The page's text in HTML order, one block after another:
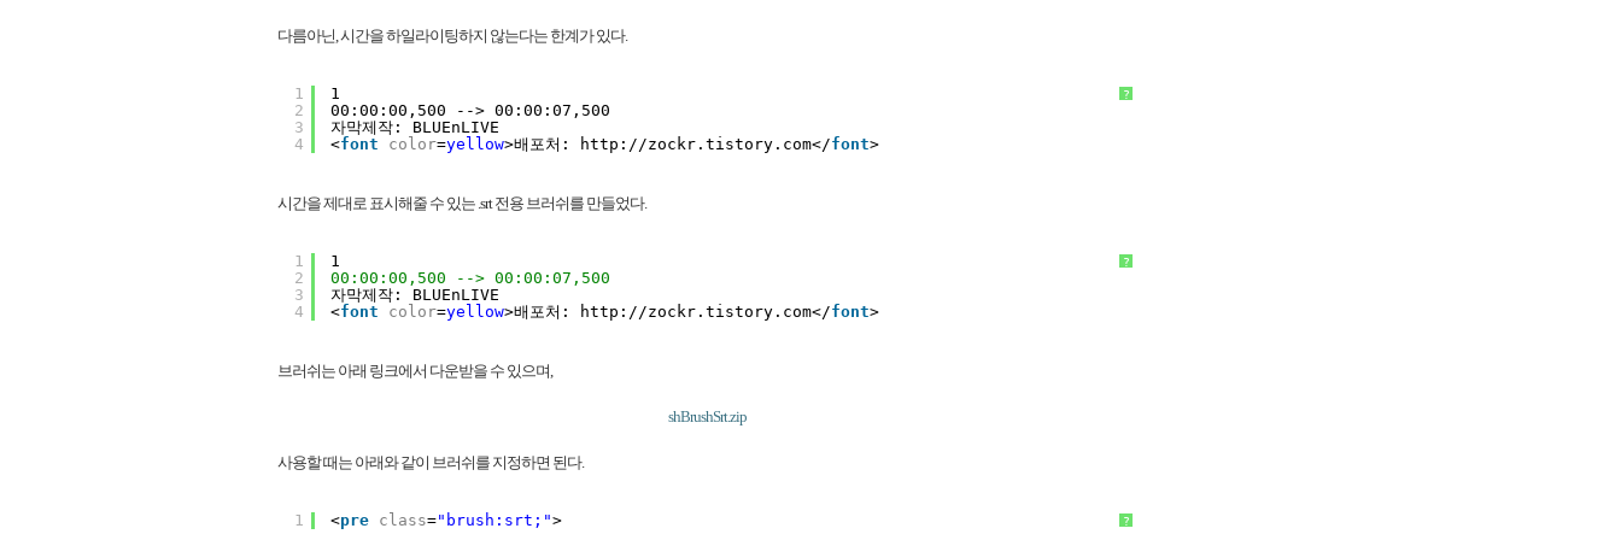
다름아닌, 시간을 하일라이팅하지 않는다는 한계가 있다.
?
1
2
3
4
1
00:00:00,500 --> 00:00:07,500
자막제작: BLUEnLIVE
<font color=yellow>배포처: http://zockr.tistory.com</font>
시간을 제대로 표시해줄 수 있는 .srt 전용 브러쉬를 만들었다.
?
1
2
3
4
1
00:00:00,500 --> 00:00:07,500
자막제작: BLUEnLIVE
<font color=yellow>배포처: http://zockr.tistory.com</font>
브러쉬는 아래 링크에서 다운받을 수 있으며,
shBrushSrt.zip
사용할 때는 아래와 같이 브러쉬를 지정하면 된다.
?
1 <pre class="brush:srt;">